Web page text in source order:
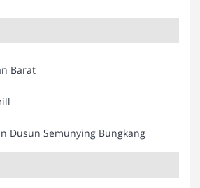
Barat
Dusun Semunying Bungkang